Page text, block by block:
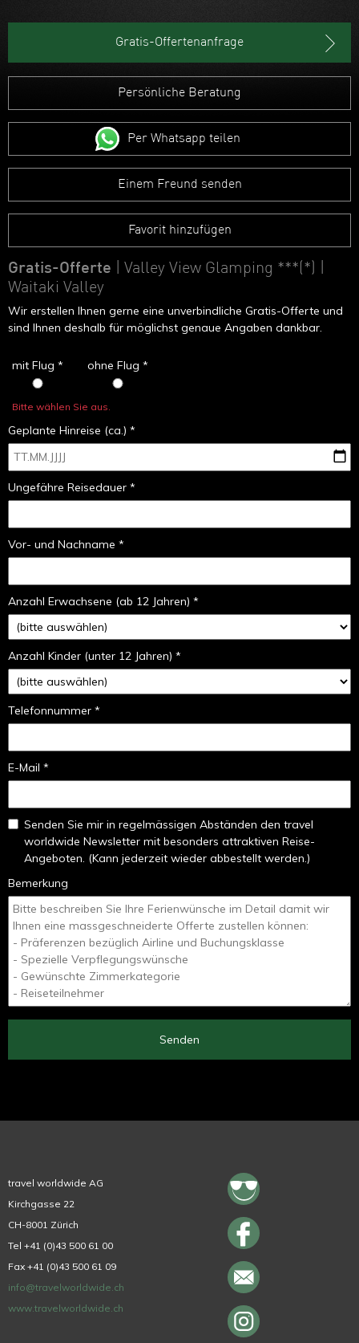
Gratis-Offertenanfrage
Persönliche Beratung
Per Whatsapp teilen
Einem Freund senden
Favorit hinzufügen
Gratis-Offerte | Valley View Glamping ***(*)
Waitaki Valley
Wir erstellen Ihnen gerne eine unverbindliche Gratis-Offerte und
sind Ihnen deshalb für möglichst genaue Angaben dankbar.
mit Flug * ohne Flug *
Bitte wählen Sie aus.
Geplante Hinreise (ca.) *
Ungefähre Reisedauer *
Vor- und Nachname *
Anzahl Erwachsene (ab 12 Jahren) *
Anzahl Kinder (unter 12 Jahren) *
Telefonnummer *
E-Mail *
Senden Sie mir in regelmässigen Abständen den travel
worldwide Newsletter mit besonders attraktiven Reise-
Angeboten. (Kann jederzeit wieder abbestellt werden.)
Bemerkung
Senden
travel worldwide AG
Kirchgasse 22
CH-8001 Zürich
Tel +41 (0)43 500 61 00
Fax +41 (0)43 500 61 09
info@travelworldwide.ch
www.travelworldwide.ch